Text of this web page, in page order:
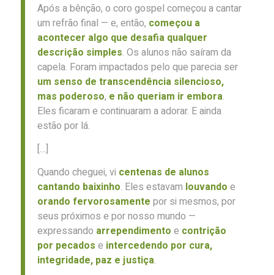
Após a bênção, o coro gospel começou a cantar
um refrão final — e, então, começou a
acontecer algo que desafia qualquer
descrição simples. Os alunos não saíram da
capela. Foram impactados pelo que parecia ser
um senso de transcendência silencioso,
mas poderoso, e não queriam ir embora.
Eles ficaram e continuaram a adorar. E ainda
estão por lá.
[…]
Quando cheguei, vi centenas de alunos
cantando baixinho. Eles estavam louvando e
orando fervorosamente por si mesmos, por
seus próximos e por nosso mundo —
expressando arrependimento e contrição
por pecados e intercedendo por cura,
integridade, paz e justiça.